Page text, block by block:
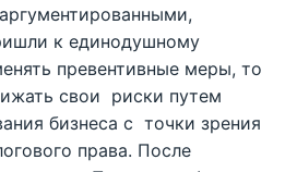
к единодушному
превентивные меры, то
свои риски путем
бизнеса с точки зрения
права. После